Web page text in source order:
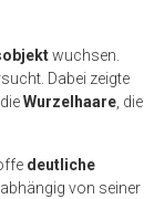
wuchsen.
Dabei zeigte
Wurzelhaare, die
deutliche
von seiner